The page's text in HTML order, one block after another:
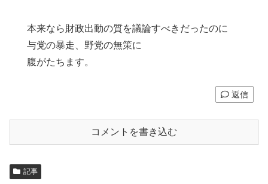
本来なら財政出動の質を議論すべきだったのに
与党の暴走、野党の無策に
腹がたちます。
返信
コメントを書き込む
記事